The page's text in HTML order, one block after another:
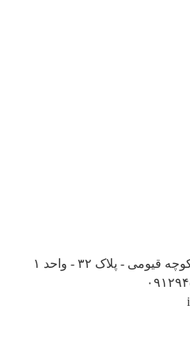
- پلاک ۳۲ - واحد ۱